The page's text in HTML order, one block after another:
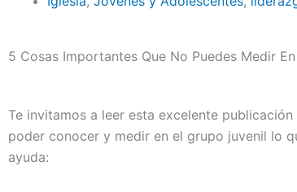
5 Cosas Importantes Que No Puedes Medir
Te invitamos a leer esta excelente
poder conocer y medir en el grupo juvenil lo
ayuda: